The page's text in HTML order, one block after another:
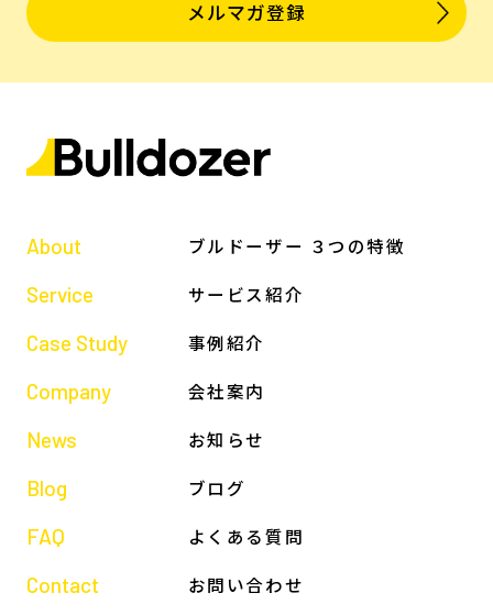
メルマガ登録
About ブルドーザー ３つの特徴
Service サービス紹介
Case Study 事例紹介
Company 会社案内
News お知らせ
Blog ブログ
FAQ よくある質問
Contact お問い合わせ